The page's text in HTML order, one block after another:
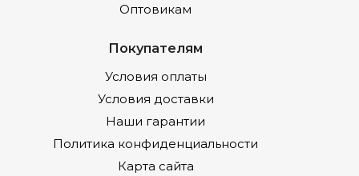
Оптовикам
Покупателям
Условия оплаты
Условия доставки
Наши гарантии
Политика конфиденциальности
Карта сайта